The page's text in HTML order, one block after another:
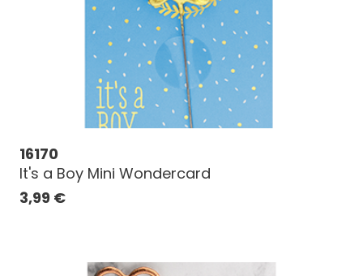
16170
It's a Boy Mini Wondercard
3,99 €